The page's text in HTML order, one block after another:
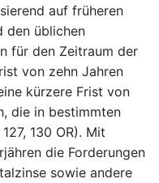
auf früheren
den üblichen
für den Zeitraum der
von zehn Jahren
kürzere Frist von
die in bestimmten
130 OR). Mit
die Forderungen
sowie andere